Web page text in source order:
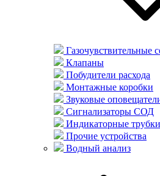
Газочувствительные
Клапаны
Побудители расхода
Монтажные коробки
Звуковые
Сигнализаторы СОД
Индикаторные трубки
Прочие устройства
Водный анализ